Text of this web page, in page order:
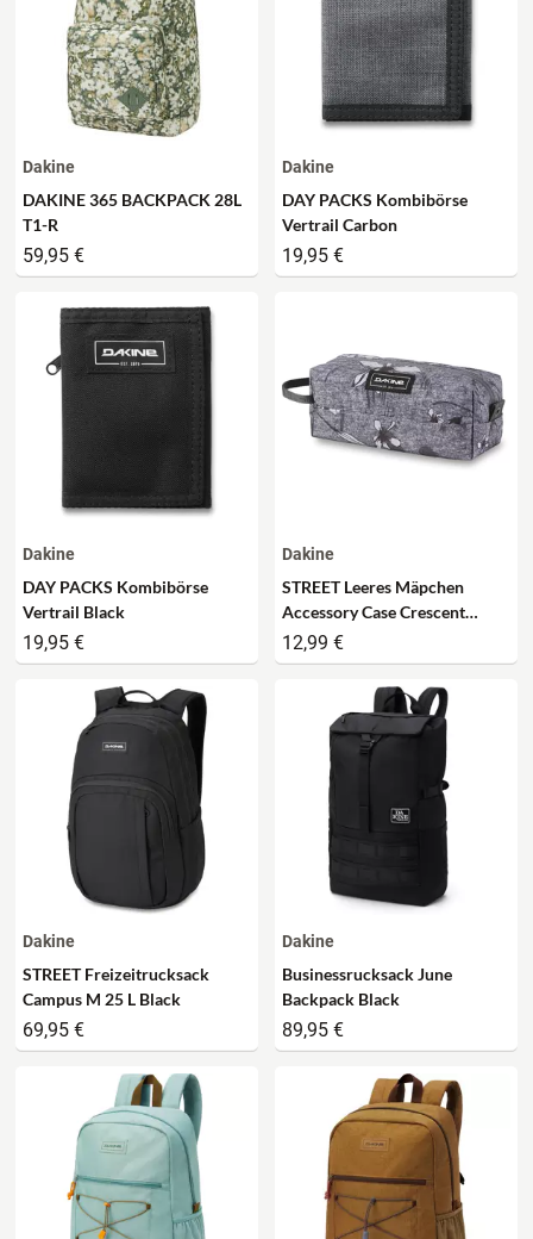
Dakine
DAKINE 365 BACKPACK 28L
T1-R
59,95 €
Dakine
DAY PACKS Kombibörse
Vertrail Carbon
19,95 €
Dakine
DAY PACKS Kombibörse
Vertrail Black
19,95 €
Dakine
STREET Leeres Mäpchen
Accessory Case Crescent
Floral
12,99 €
Dakine
STREET Freizeitrucksack
Campus M 25 L Black
69,95 €
Dakine
Businessrucksack June
Backpack Black
89,95 €